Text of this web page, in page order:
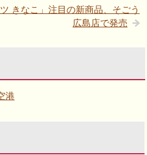
きなこ」注目の新商品、そごう
広島店で発売
港